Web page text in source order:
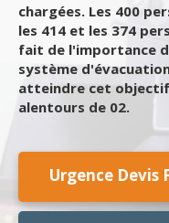
chargées. Les 400
les 414 et les 374
fait de l'importance
système
atteindre cet
alentours de 02.
Urgence Devis